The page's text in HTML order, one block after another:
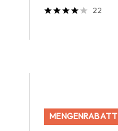
22
MENGENRABATT